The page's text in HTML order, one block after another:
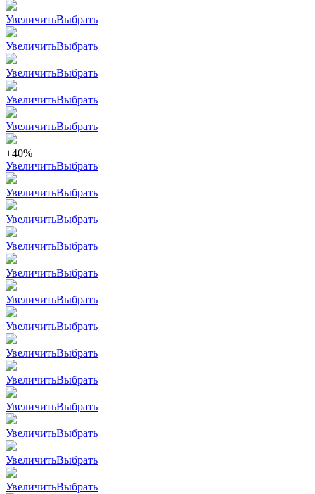
УвеличитьВыбрать
УвеличитьВыбрать
УвеличитьВыбрать
УвеличитьВыбрать
УвеличитьВыбрать
+40%
УвеличитьВыбрать
УвеличитьВыбрать
УвеличитьВыбрать
УвеличитьВыбрать
УвеличитьВыбрать
УвеличитьВыбрать
УвеличитьВыбрать
УвеличитьВыбрать
УвеличитьВыбрать
УвеличитьВыбрать
УвеличитьВыбрать
УвеличитьВыбрать
УвеличитьВыбрать